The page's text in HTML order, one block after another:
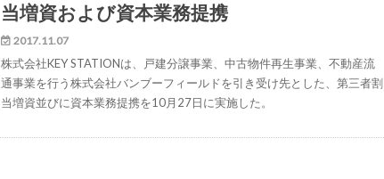
当増資および資本業務提携
2017.11.07
株式会社KEY STATIONは、戸建分譲事業、中古物件再生事業、不動産流
通事業を行う株式会社バンブーフィールドを引き受け先とした、第三者割
当増資並びに資本業務提携を10月27日に実施した。